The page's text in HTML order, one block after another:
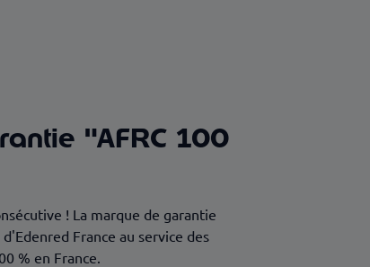
"AFRC 100
! La marque de garantie
France au service des
% en France.